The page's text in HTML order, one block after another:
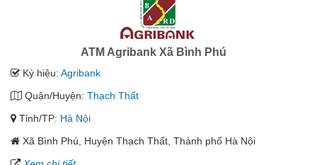
ATM Agribank Xã Bình Phú
Ký hiệu: Agribank
Quận/Huyện: Thạch Thất
Tỉnh/TP: Hà Nội
Xã Bình Phú, Huyện Thạch Thất, Thành phố Hà Nội